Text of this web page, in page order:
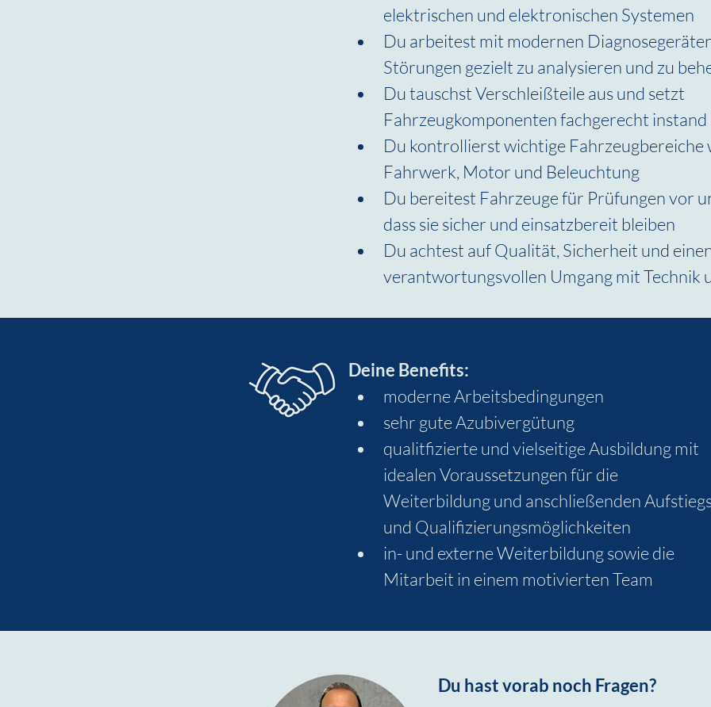
elektrischen und elektronischen Systemen
Du arbeitest mit modernen
Störungen gezielt zu analysieren und zu
Du tauschst Verschleißteile aus und setzt
Fahrzeugkomponenten fachgerecht instand
Du kontrollierst wichtige Fahrzeugbereiche
Fahrwerk, Motor und Beleuchtung
Du bereitest Fahrzeuge für Prüfungen vor
dass sie sicher und einsatzbereit bleiben
Du achtest auf Qualität, Sicherheit und
verantwortungsvollen Umgang mit Technik
Deine Benefits:
moderne Arbeitsbedingungen
sehr gute Azubivergütung
qualitfizierte und vielseitige Ausbildung mit
idealen Voraussetzungen für die
Weiterbildung und anschließenden
und Qualifizierungsmöglichkeiten
in- und externe Weiterbildung sowie die
Mitarbeit in einem motivierten Team
Du hast vorab noch Fragen?